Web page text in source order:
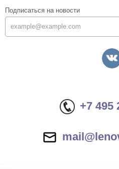
Подписаться на новости
+7 495